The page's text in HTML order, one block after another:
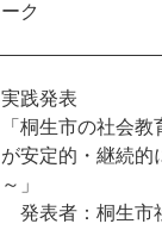
ーク
実践発表
「桐生市の社会
が安定的・継続的
～」
発表者：桐生市